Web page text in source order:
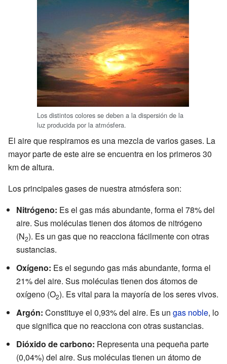
Los distintos colores se deben a la dispersión de la
luz producida por la atmósfera.
El aire que respiramos es una mezcla de varios gases. La
mayor parte de este aire se encuentra en los primeros 30
km de altura.
Los principales gases de nuestra atmósfera son:
Nitrógeno: Es el gas más abundante, forma el 78% del
aire. Sus moléculas tienen dos átomos de nitrógeno
(N2). Es un gas que no reacciona fácilmente con otras
sustancias.
Oxígeno: Es el segundo gas más abundante, forma el
21% del aire. Sus moléculas tienen dos átomos de
oxígeno (O2). Es vital para la mayoría de los seres vivos.
Argón: Constituye el 0,93% del aire. Es un gas noble, lo
que significa que no reacciona con otras sustancias.
Dióxido de carbono: Representa una pequeña parte
(0,04%) del aire. Sus moléculas tienen un átomo de